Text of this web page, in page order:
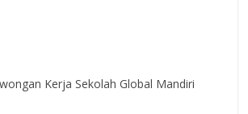
Kerja Sekolah Global Mandiri